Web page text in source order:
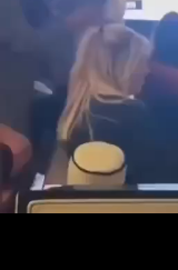
izlədilər
21.05.2026
QAFQAZINFO.AZ